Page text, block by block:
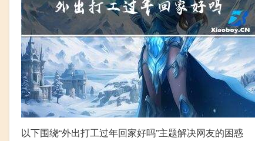
以下围绕“外出打工过年回家好吗”主题解决网友的困惑